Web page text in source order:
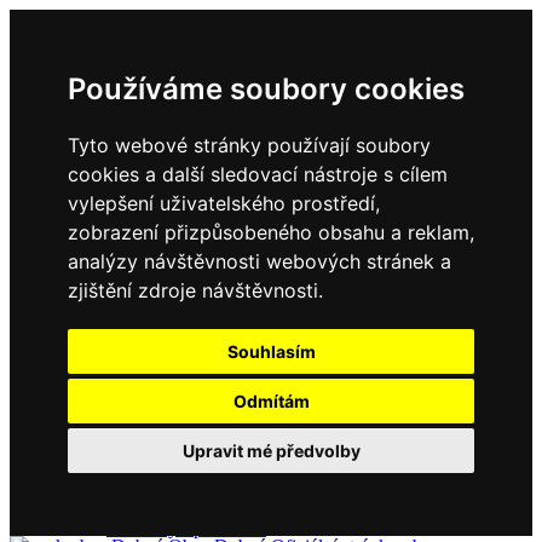
Používáme soubory cookies
Tyto webové stránky používají soubory
cookies a další sledovací nástroje s cílem
vylepšení uživatelského prostředí,
zobrazení přizpůsobeného obsahu a reklam,
analýzy návštěvnosti webových stránek a
zjištění zdroje návštěvnosti.
Souhlasím
Odmítám
Upravit mé předvolby
Domů
Kontakty
Úřední deska
Vyhlášky
Složení zastupitelstva